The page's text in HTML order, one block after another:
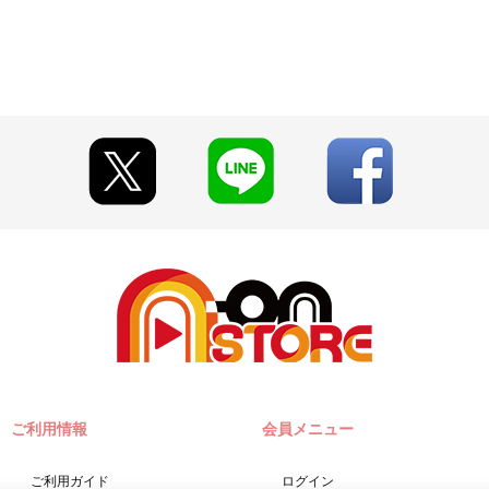
がございます。
限切れが発生した際は販売を再開させていただく場合がございます
える場合がございます。
『A-on STORE』が承り、発送を行います。
プ『A-on STORE』の会員登録（無料）が必要となります。
×サンライズブランド作品フェア ～私たちは、明日につながって
日）翌日に決済処理を実施いたします。
ご利用情報
ご利用ガイド
会員メニュー
ログイン